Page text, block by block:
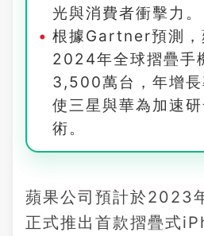
光與消費者衝擊力。
根據Gartner預測，
2024年全球摺疊手
3,500萬台，年增長
使三星與華為加速
術。
蘋果公司預計於2023
正式推出首款摺疊式